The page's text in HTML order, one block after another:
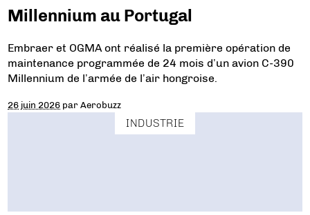
Millennium au Portugal
Embraer et OGMA ont réalisé la première opération de
maintenance programmée de 24 mois d’un avion C-390
Millennium de l’armée de l’air hongroise.
26 juin 2026 parAerobuzz
INDUSTRIE